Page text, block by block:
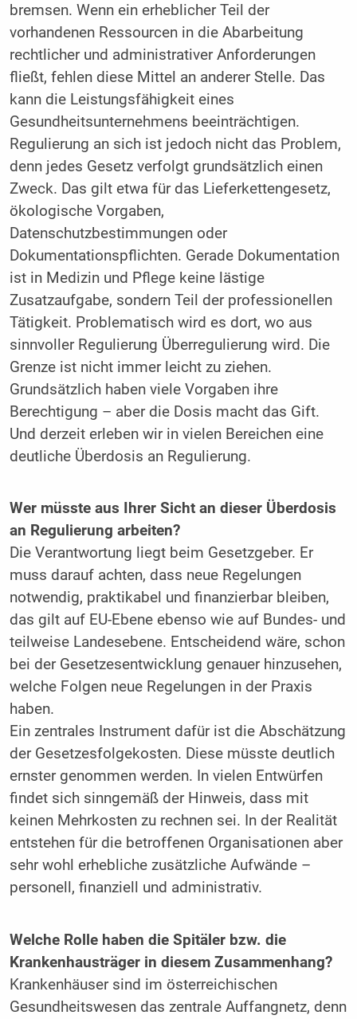
bremsen. Wenn ein erheblicher Teil der
vorhandenen Ressourcen in die Abarbeitung
rechtlicher und administrativer Anforderungen
fließt, fehlen diese Mittel an anderer Stelle. Das
kann die Leistungsfähigkeit eines
Gesundheitsunternehmens beeinträchtigen.
Regulierung an sich ist jedoch nicht das Problem,
denn jedes Gesetz verfolgt grundsätzlich einen
Zweck. Das gilt etwa für das Lieferkettengesetz,
ökologische Vorgaben,
Datenschutzbestimmungen oder
Dokumentationspflichten. Gerade Dokumentation
ist in Medizin und Pflege keine lästige
Zusatzaufgabe, sondern Teil der professionellen
Tätigkeit. Problematisch wird es dort, wo aus
sinnvoller Regulierung Überregulierung wird. Die
Grenze ist nicht immer leicht zu ziehen.
Grundsätzlich haben viele Vorgaben ihre
Berechtigung – aber die Dosis macht das Gift.
Und derzeit erleben wir in vielen Bereichen eine
deutliche Überdosis an Regulierung.
Wer müsste aus Ihrer Sicht an dieser Überdosis
an Regulierung arbeiten?
Die Verantwortung liegt beim Gesetzgeber. Er
muss darauf achten, dass neue Regelungen
notwendig, praktikabel und finanzierbar bleiben,
das gilt auf EU-Ebene ebenso wie auf Bundes- und
teilweise Landesebene. Entscheidend wäre, schon
bei der Gesetzesentwicklung genauer hinzusehen,
welche Folgen neue Regelungen in der Praxis
haben.
Ein zentrales Instrument dafür ist die Abschätzung
der Gesetzesfolgekosten. Diese müsste deutlich
ernster genommen werden. In vielen Entwürfen
findet sich sinngemäß der Hinweis, dass mit
keinen Mehrkosten zu rechnen sei. In der Realität
entstehen für die betroffenen Organisationen aber
sehr wohl erhebliche zusätzliche Aufwände –
personell, finanziell und administrativ.
Welche Rolle haben die Spitäler bzw. die
Krankenhausträger in diesem Zusammenhang?
Krankenhäuser sind im österreichischen
Gesundheitswesen das zentrale Auffangnetz, denn